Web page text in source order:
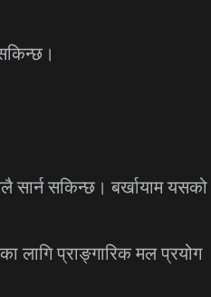
सकिन्छ। बर्खायाम यसको
लागि प्राङ्गारिक मल प्रयोग